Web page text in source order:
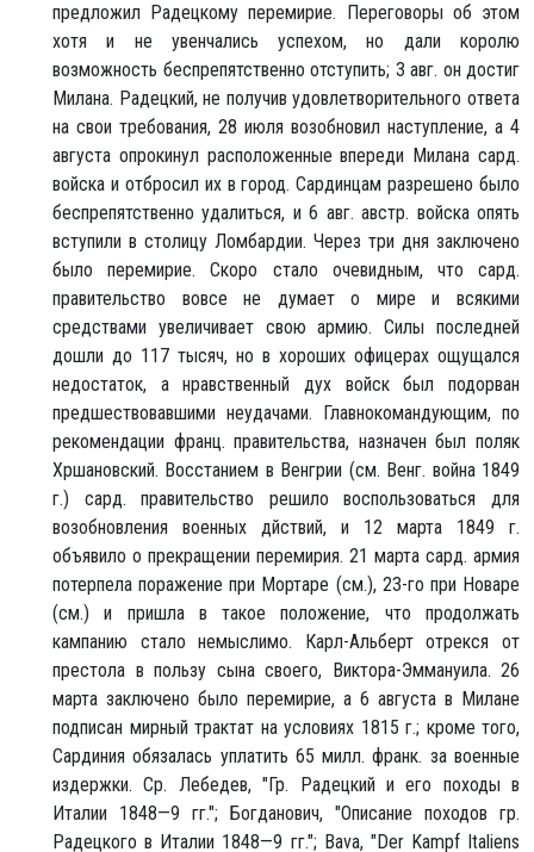
предложил Радецкому перемирие. Переговоры об этом
хотя и не увенчались успехом, но дали королю
возможность беспрепятственно отступить; 3 авг. он достиг
Милана. Радецкий, не получив удовлетворительного ответа
на свои требования, 28 июля возобновил наступление, а 4
августа опрокинул расположенные впереди Милана сард.
войска и отбросил их в город. Сардинцам разрешено было
беспрепятственно удалиться, и 6 авг. австр. войска опять
вступили в столицу Ломбардии. Через три дня заключено
было перемирие. Скоро стало очевидным, что сард.
правительство вовсе не думает о мире и всякими
средствами увеличивает свою армию. Силы последней
дошли до 117 тысяч, но в хороших офицерах ощущался
недостаток, а нравственный дух войск был подорван
предшествовавшими неудачами. Главнокомандующим, по
рекомендации франц. правительства, назначен был поляк
Хршановский. Восстанием в Венгрии (см. Венг. война 1849
г.) сард. правительство решило воспользоваться для
возобновления военных дйствий, и 12 марта 1849 г.
объявило о прекращении перемирия. 21 марта сард. армия
потерпела поражение при Мортаре (см.), 23-го при Новаре
(см.) и пришла в такое положение, что продолжать
кампанию стало немыслимо. Карл-Альберт отрекся от
престола в пользу сына своего, Виктора-Эммануила. 26
марта заключено было перемирие, а 6 августа в Милане
подписан мирный трактат на условиях 1815 г.; кроме того,
Сардиния обязалась уплатить 65 милл. франк. за военные
издержки. Ср. Лебедев, "Гр. Радецкий и его походы в
Италии 1848—9 гг."; Богданович, "Описание походов гр.
Радецкого в Италии 1848—9 гг."; Bava, "Der Kampf Italiens